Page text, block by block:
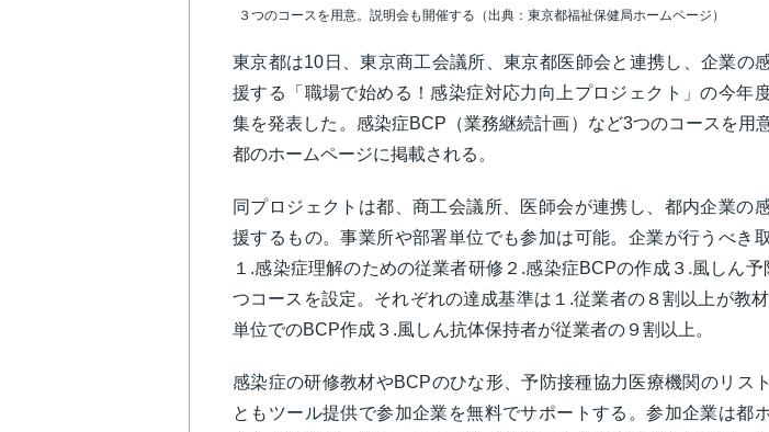
３つのコースを用意。説明会も開催する（出典：東京都福祉保健局ホームページ）
東京都は10日、東京商工会議所、東京都医師会と連携し、企業の
援する「職場で始める！感染症対応力向上プロジェクト」の今年
集を発表した。感染症BCP（業務継続計画）など3つのコースを用
都のホームページに掲載される。
同プロジェクトは都、商工会議所、医師会が連携し、都内企業の
援するもの。事業所や部署単位でも参加は可能。企業が行うべき
１.感染症理解のための従業者研修２.感染症BCPの作成３.風しん
つコースを設定。それぞれの達成基準は１.従業者の８割以上が教
単位でのBCP作成３.風しん抗体保持者が従業者の９割以上。
感染症の研修教材やBCPのひな形、予防接種協力医療機関のリス
ともツール提供で参加企業を無料でサポートする。参加企業は都